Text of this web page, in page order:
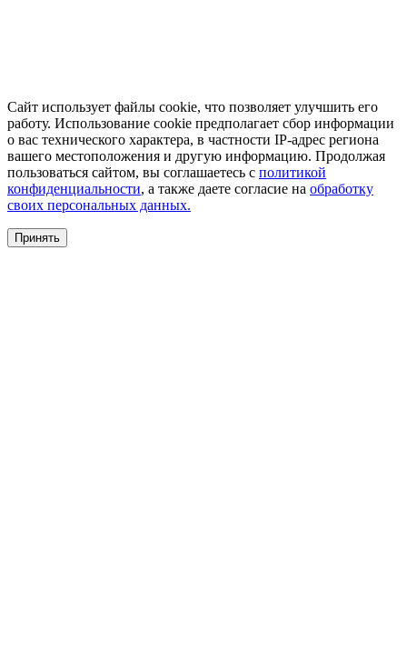
Сайт использует файлы cookie, что позволяет улучшить его
работу. Использование cookie предполагает сбор информации
о вас технического характера, в частности IP-адрес региона
вашего местоположения и другую информацию. Продолжая
пользоваться сайтом, вы соглашаетесь с политикой
конфиденциальности, а также даете согласие на обработку
своих персональных данных.
Принять